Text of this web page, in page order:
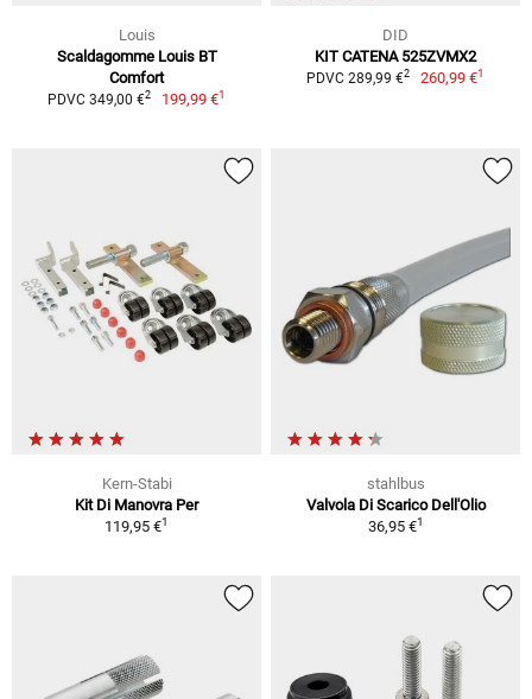
Louis
Scaldagomme Louis BT
Comfort
PDVC 349,00 €2 199,99 €1
DID
KIT CATENA 525ZVMX2
PDVC 289,99 €2 260,99 €1
Kern-Stabi
Kit Di Manovra Per
119,95 €1
stahlbus
Valvola Di Scarico Dell'Olio
36,95 €1